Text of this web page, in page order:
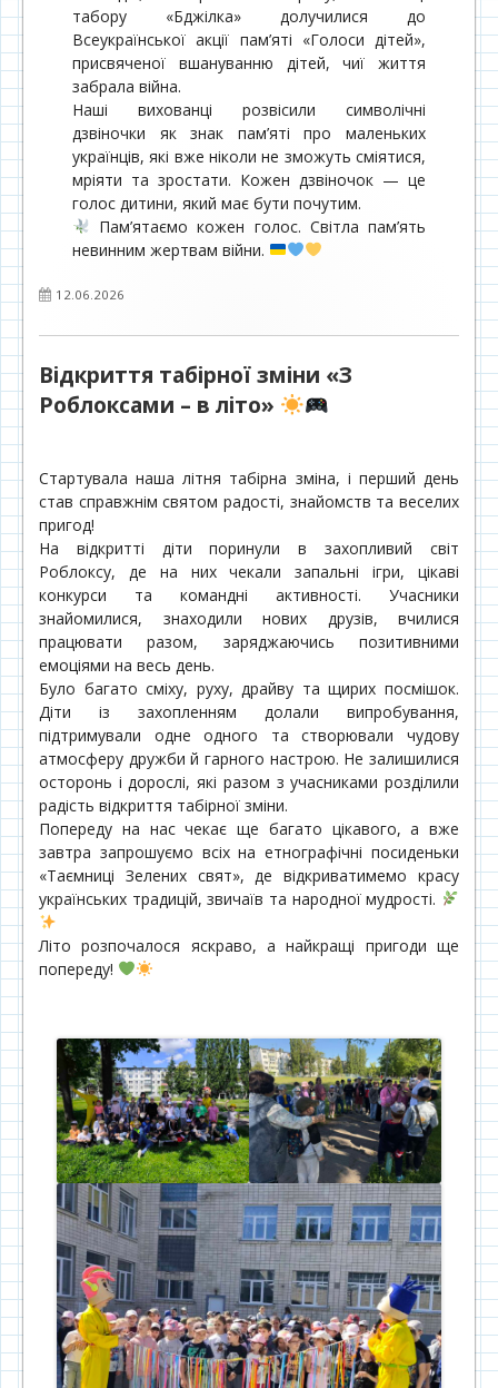
табору «Бджілка» долучилися до
Всеукраїнської акції пам’яті «Голоси дітей»,
присвяченої вшануванню дітей, чиї життя
забрала війна.
Наші вихованці розвісили символічні
дзвіночки як знак пам’яті про маленьких
українців, які вже ніколи не зможуть сміятися,
мріяти та зростати. Кожен дзвіночок — це
голос дитини, який має бути почутим.
Пам’ятаємо кожен голос. Світла пам’ять
невинним жертвам війни.
Опубліковано
12.06.2026
Відкриття табірної зміни «З
Роблоксами – в літо»
Стартувала наша літня табірна зміна, і перший день
став справжнім святом радості, знайомств та веселих
пригод!
На відкритті діти поринули в захопливий світ
Роблоксу, де на них чекали запальні ігри, цікаві
конкурси та командні активності. Учасники
знайомилися, знаходили нових друзів, вчилися
працювати разом, заряджаючись позитивними
емоціями на весь день.
Було багато сміху, руху, драйву та щирих посмішок.
Діти із захопленням долали випробування,
підтримували одне одного та створювали чудову
атмосферу дружби й гарного настрою. Не залишилися
осторонь і дорослі, які разом з учасниками розділили
радість відкриття табірної зміни.
Попереду на нас чекає ще багато цікавого, а вже
завтра запрошуємо всіх на етнографічні посиденьки
«Таємниці Зелених свят», де відкриватимемо красу
українських традицій, звичаїв та народної мудрості.
Літо розпочалося яскраво, а найкращі пригоди ще
попереду!